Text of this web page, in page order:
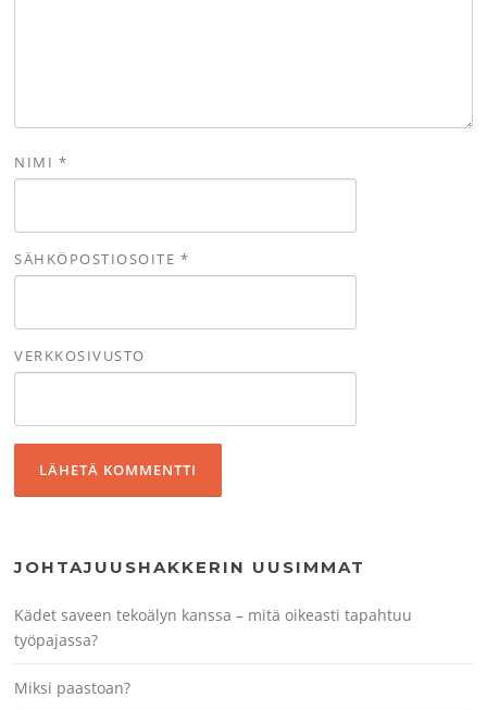
NIMI *
SÄHKÖPOSTIOSOITE *
VERKKOSIVUSTO
JOHTAJUUSHAKKERIN UUSIMMAT
Kädet saveen tekoälyn kanssa – mitä oikeasti tapahtuu
työpajassa?
Miksi paastoan?